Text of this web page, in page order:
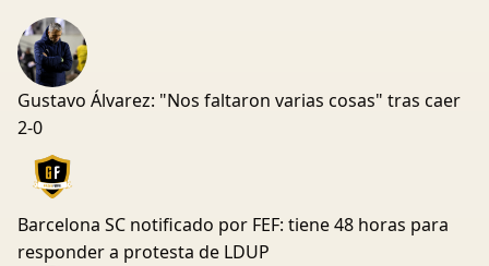
Gustavo Álvarez: "Nos faltaron varias cosas" tras caer
2-0
Barcelona SC notificado por FEF: tiene 48 horas para
responder a protesta de LDUP